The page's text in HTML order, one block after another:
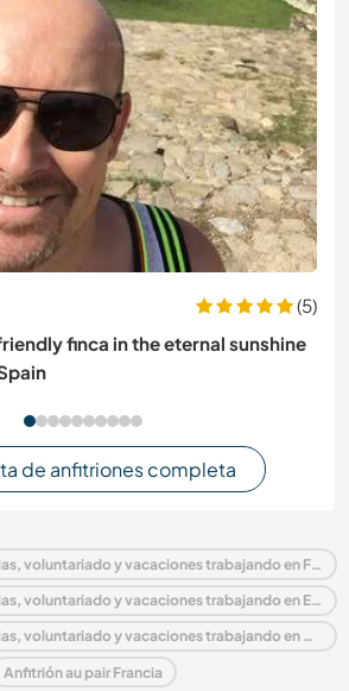
(5)
finca in the eternal sunshine
de anfitriones completa
Alojamiento con familias, voluntariado y vacaciones trabajando en Francia
Alojamiento con familias, voluntariado y vacaciones trabajando en Europa
Alojamiento con familias, voluntariado y vacaciones trabajando en Centro
Anfitrión au pair Francia